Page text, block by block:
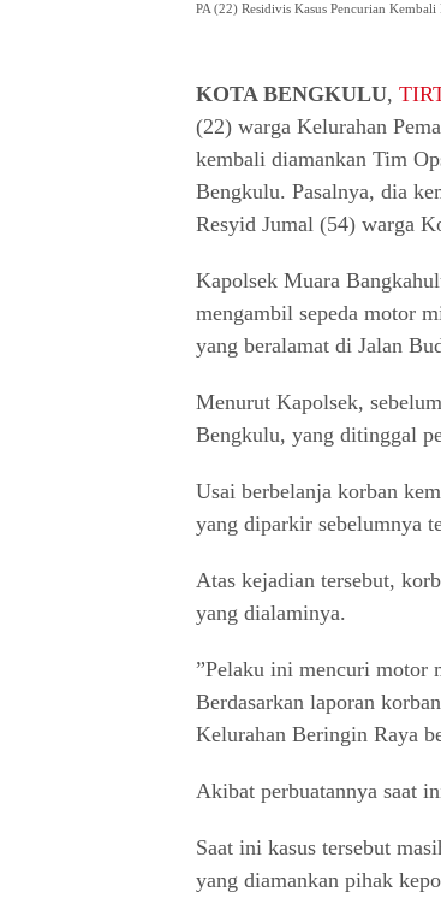
PA (22) Residivis Kasus Pencurian
KOTA BENGKULU,
(22) warga Kelurahan
kembali diamankan Tim
Bengkulu. Pasalnya, dia
Resyid Jumal (54) warga
Kapolsek Muara
mengambil sepeda motor
yang beralamat di Jalan
Menurut Kapolsek,
Bengkulu, yang ditinggal
Usai berbelanja korban
yang diparkir sebelumnya
Atas kejadian tersebut,
yang dialaminya.
”Pelaku ini mencuri motor
Berdasarkan laporan
Kelurahan Beringin Raya
Akibat perbuatannya saat
Saat ini kasus tersebut
yang diamankan pihak